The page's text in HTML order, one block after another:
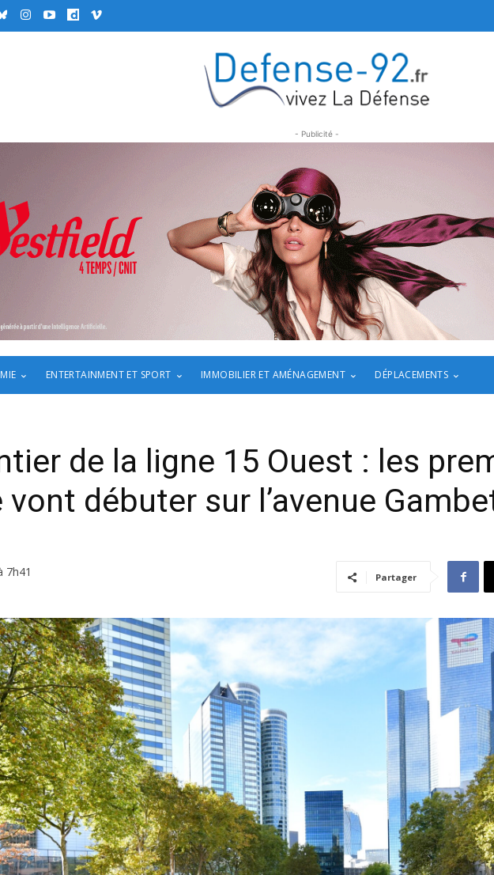
- Publicité -
ENTERTAINMENT ET SPORT IMMOBILIER ET AMÉNAGEMENT DÉPLACEMENTS
de la ligne 15 Ouest : les
vont débuter sur l’avenue
7h41
Partager